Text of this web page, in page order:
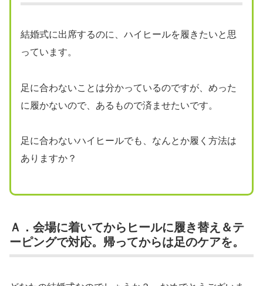
結婚式に出席するのに、ハイヒールを履きたいと思
っています。
足に合わないことは分かっているのですが、めった
に履かないので、あるもので済ませたいです。
足に合わないハイヒールでも、なんとか履く方法は
ありますか？
Ａ．会場に着いてからヒールに履き替え＆テ
ーピングで対応。帰ってからは足のケアを。